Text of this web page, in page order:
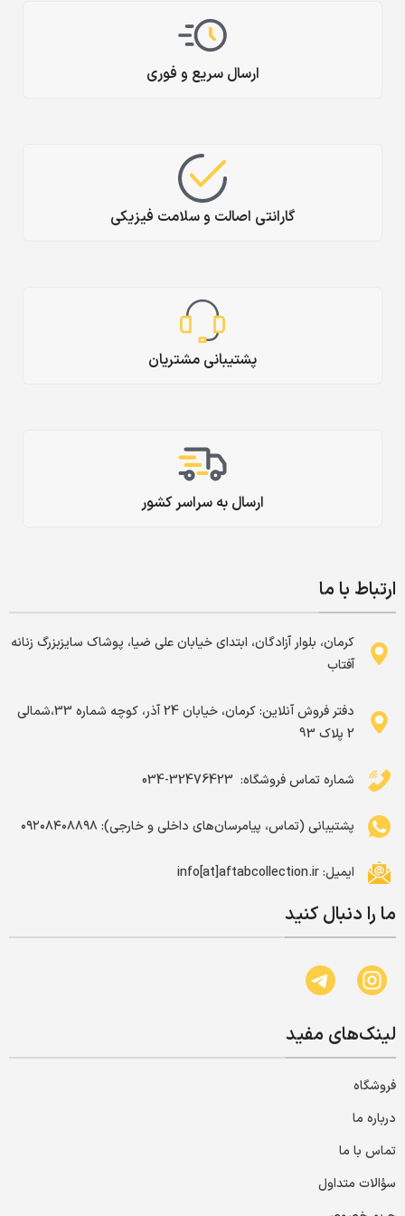
ارسال سریع و فوری
گارانتی اصالت و سلامت فیزیکی
پشتیبانی مشتریان
ارسال به سراسر کشور
ارتباط با ما
کرمان، بلوار آزادگان، ابتدای خیابان علی ضیا، پوشاک سایزبزرگ زنانه
آفتاب
دفتر فروش آنلاین: کرمان، خیابان 24 آذر، کوچه شماره 33،شمالی
2 پلاک 93
شماره تماس فروشگاه: ‌ 32476423-034
پشتیبانی (تماس، پیامرسان‌های داخلی و خارجی): ۰۹۲۰۸۴۰۸۸۹۸
ایمیل: info[at]aftabcollection.ir
ما را دنبال کنید
لینک‌های مفید
فروشگاه
درباره ما
تماس با ما
سؤالات متداول